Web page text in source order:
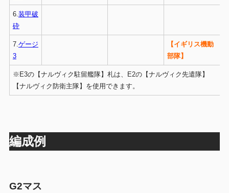
6. 装甲破
砕
7. ゲージ
3
【イギリス機動
部隊】
※E3の【ナルヴィク駐留艦隊】札は、E2の【ナルヴィク先遣隊】
【ナルヴィク防衛主隊】を使用できます。
編成例
G2マス